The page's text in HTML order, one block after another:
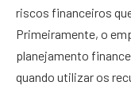
riscos financeiros
Primeiramente, o
planejamento
quando utilizar os